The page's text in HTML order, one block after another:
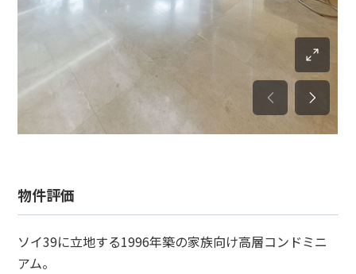
物件評価
ソイ39に立地する1996年築の家族向け高層コンドミニ
アム。